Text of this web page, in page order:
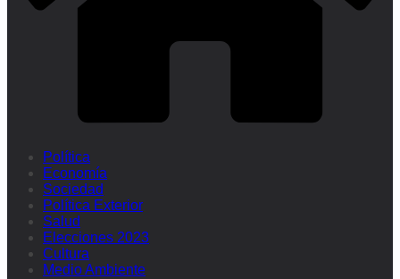
Política
Economía
Sociedad
Política Exterior
Salud
Elecciones 2023
Cultura
Medio Ambiente